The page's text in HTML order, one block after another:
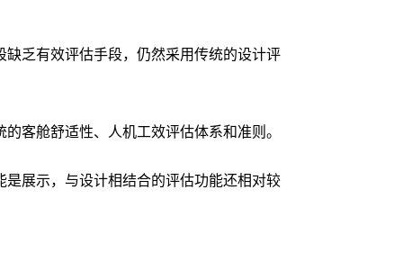
乏有效评估手段，仍然采用传统的设计评
客舱舒适性、人机工效评估体系和准则。
展示，与设计相结合的评估功能还相对较